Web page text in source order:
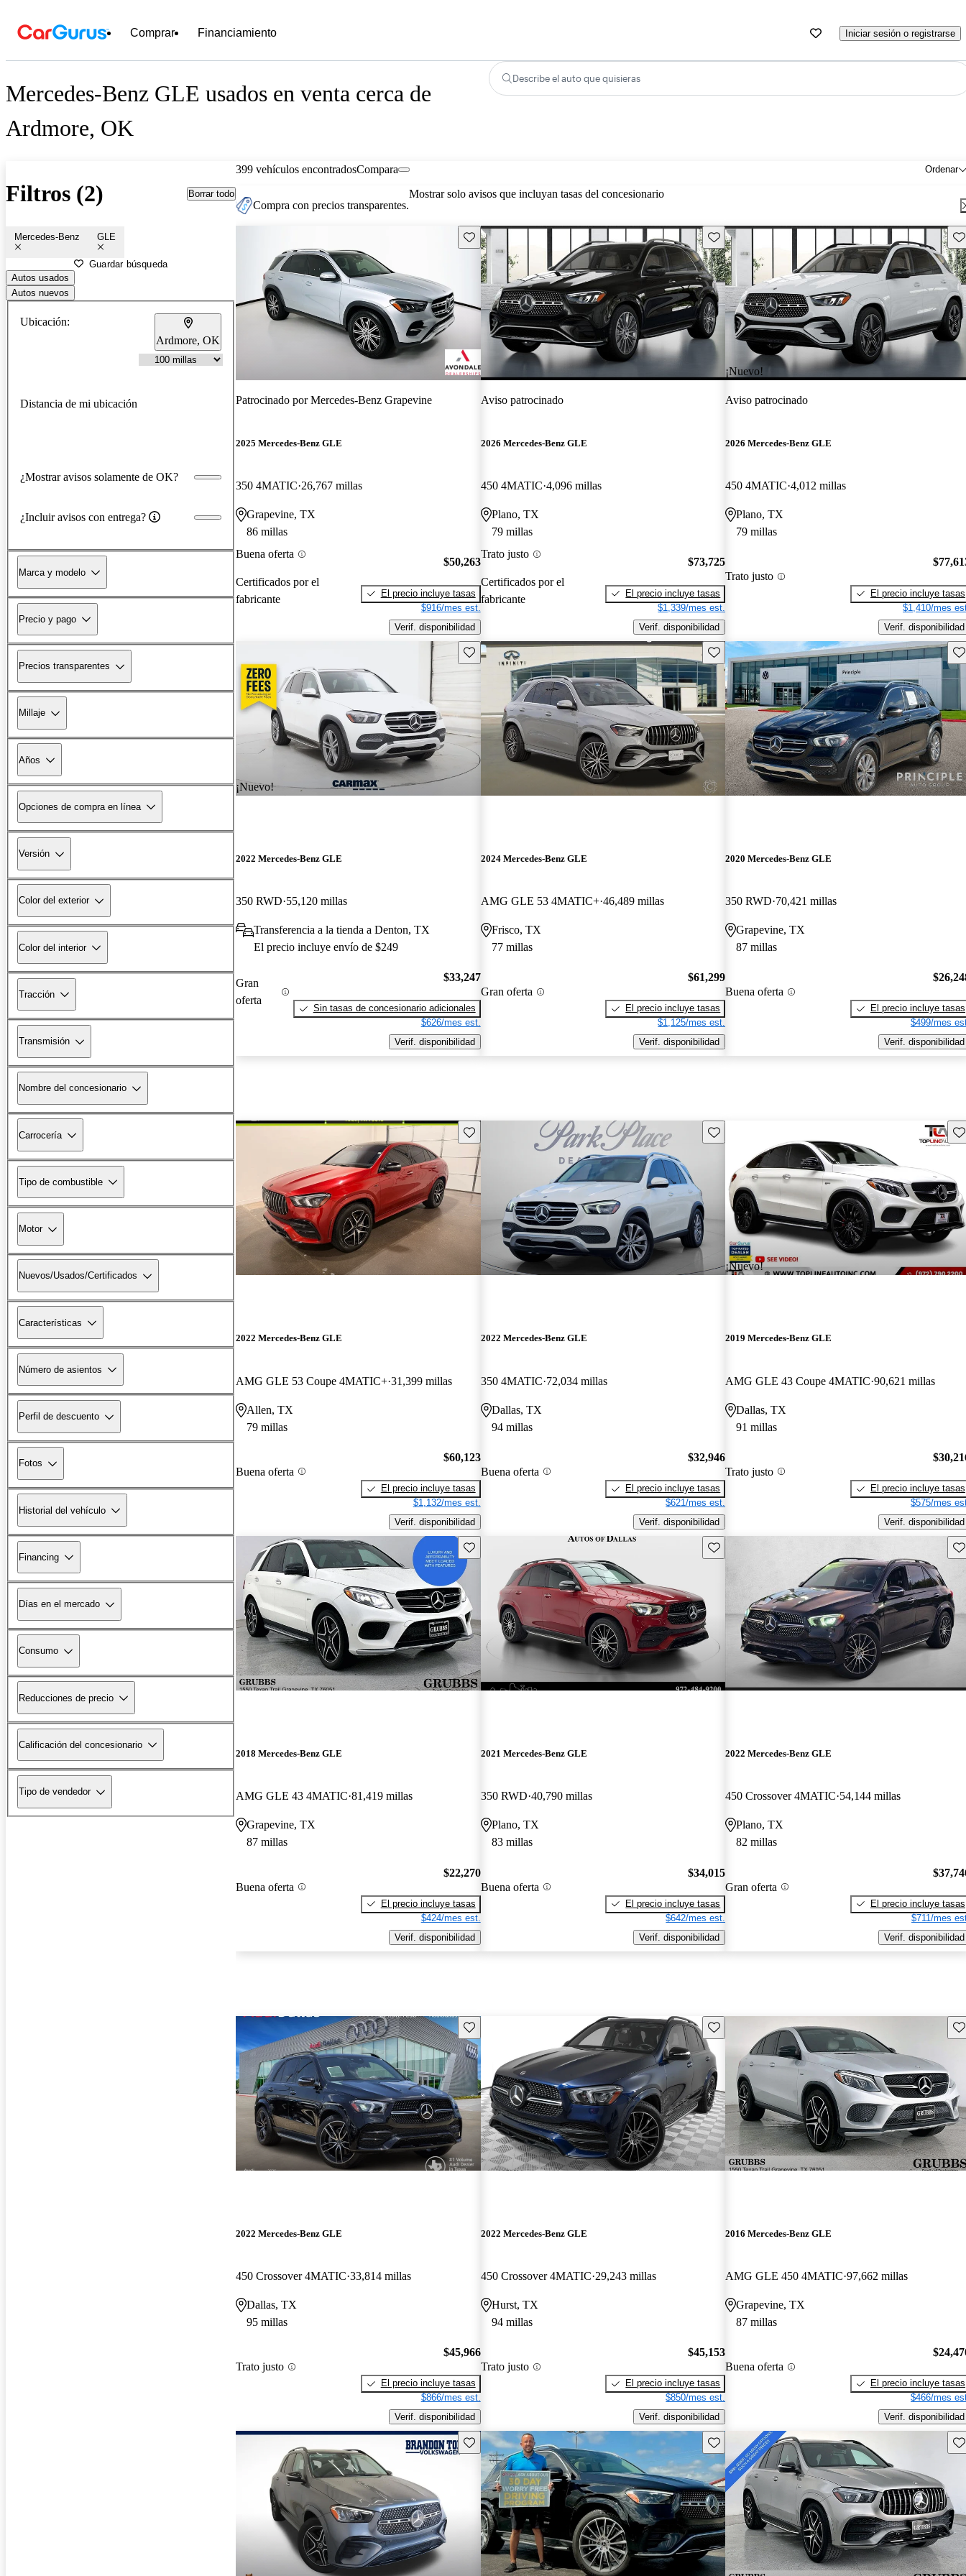
Comprar Financiamiento Iniciar sesión o registrarse
Mercedes-Benz GLE usados en venta cerca de
Ardmore, OK
Describe el auto que quisieras
Filtros (2) Borrar todo
Mercedes-Benz GLE
Guardar búsqueda
Autos usados
Autos nuevos
Ubicación:
Ardmore, OK
Distancia de mi ubicación
¿Mostrar avisos solamente de OK?
¿Incluir avisos con entrega?
Marca y modelo
Precio y pago
Precios transparentes
Millaje
Años
Opciones de compra en línea
Versión
Color del exterior
Color del interior
Tracción
Transmisión
Nombre del concesionario
Carrocería
Tipo de combustible
Motor
Nuevos/Usados/Certificados
Características
Número de asientos
Perfil de descuento
Fotos
Historial del vehículo
Financing
Días en el mercado
Consumo
Reducciones de precio
Calificación del concesionario
Tipo de vendedor
399 vehículos encontrados Ordenar
Compara
Compra con precios transparentes.
Mostrar solo avisos que incluyan tasas del concesionario
Guarda este Aviso
Patrocinado porMercedes-Benz Grapevine
2025 Mercedes-Benz GLE
350 4MATIC 26,767 millas
Grapevine, TX
86 millas
Buena oferta
Certificados por el
fabricante
$50,263
El precio incluye tasas
$916/mes est.
Verif. disponibilidad
Guarda este Aviso
Aviso patrocinado
2026 Mercedes-Benz GLE
450 4MATIC 4,096 millas
Plano, TX
79 millas
Trato justo
Certificados por el
fabricante
$73,725
El precio incluye tasas
$1,339/mes est.
Verif. disponibilidad
¡Nuevo!
Aviso patrocinado
2026 Mercedes-Benz GLE
450 4MATIC 4,012 millas
Plano, TX
79 millas
Trato justo
El precio incluye tasas
$1,410/mes
Verif. disponibilidad
¡Nuevo!
Guarda este Aviso
2022 Mercedes-Benz GLE
350 RWD 55,120 millas
Transferencia a la tienda a Denton, TX
El precio incluye envío de $249
Gran
oferta
$33,247
Sin tasas de concesionario adicionales
$626/mes est.
Verif. disponibilidad
Guarda este Aviso
2024 Mercedes-Benz GLE
AMG GLE 53 4MATIC+ 46,489 millas
Frisco, TX
77 millas
Gran oferta
$61,299
El precio incluye tasas
$1,125/mes est.
Verif. disponibilidad
2020 Mercedes-Benz GLE
350 RWD 70,421 millas
Grapevine, TX
87 millas
Buena oferta
El precio incluye tasas
$499/mes
Verif. disponibilidad
Guarda este Aviso
2022 Mercedes-Benz GLE
AMG GLE 53 Coupe 4MATIC+ 31,399 millas
Allen, TX
79 millas
Buena oferta
$60,123
El precio incluye tasas
$1,132/mes est.
Verif. disponibilidad
Guarda este Aviso
2022 Mercedes-Benz GLE
350 4MATIC 72,034 millas
Dallas, TX
94 millas
Buena oferta
$32,946
El precio incluye tasas
$621/mes est.
Verif. disponibilidad
¡Nuevo!
2019 Mercedes-Benz GLE
AMG GLE 43 Coupe 4MATIC 90,621 millas
Dallas, TX
91 millas
Trato justo
El precio incluye tasas
$575/mes
Verif. disponibilidad
Guarda este Aviso
2018 Mercedes-Benz GLE
AMG GLE 43 4MATIC 81,419 millas
Grapevine, TX
87 millas
Buena oferta
$22,270
El precio incluye tasas
$424/mes est.
Verif. disponibilidad
Guarda este Aviso
2021 Mercedes-Benz GLE
350 RWD 40,790 millas
Plano, TX
83 millas
Buena oferta
$34,015
El precio incluye tasas
$642/mes est.
Verif. disponibilidad
2022 Mercedes-Benz GLE
450 Crossover 4MATIC 54,144 millas
Plano, TX
82 millas
Gran oferta
El precio incluye tasas
$711/mes
Verif. disponibilidad
Guarda este Aviso
2022 Mercedes-Benz GLE
450 Crossover 4MATIC 33,814 millas
Dallas, TX
95 millas
Trato justo
$45,966
El precio incluye tasas
$866/mes est.
Verif. disponibilidad
Guarda este Aviso
2022 Mercedes-Benz GLE
450 Crossover 4MATIC 29,243 millas
Hurst, TX
94 millas
Trato justo
$45,153
El precio incluye tasas
$850/mes est.
Verif. disponibilidad
2016 Mercedes-Benz GLE
AMG GLE 450 4MATIC 97,662 millas
Grapevine, TX
87 millas
Buena oferta
El precio incluye tasas
$466/mes
Verif. disponibilidad
Guarda este Aviso Guarda este Aviso